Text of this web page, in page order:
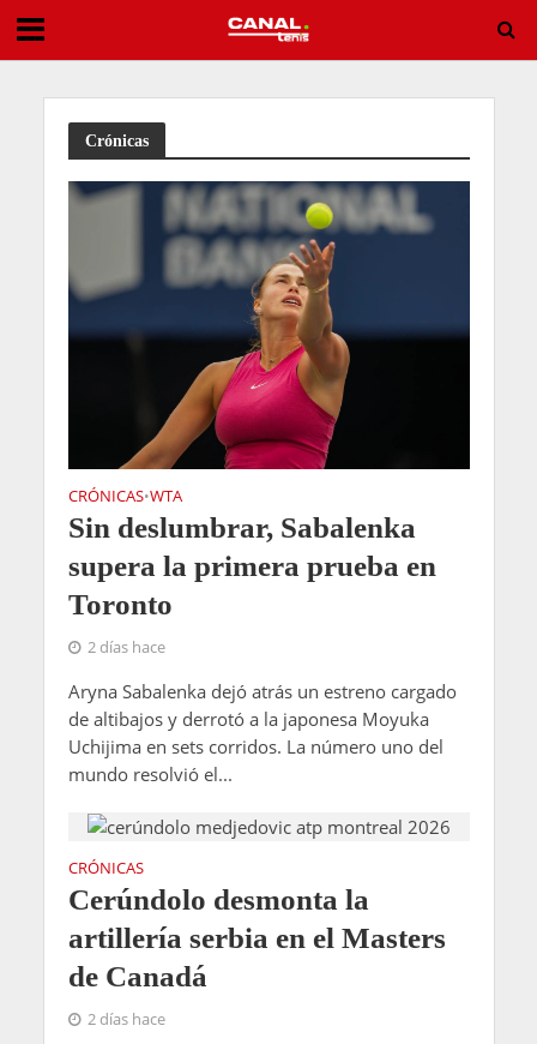
Entry List ATP Challenger Astana 2026
Crónicas
CRÓNICAS•WTA
Sin deslumbrar, Sabalenka
supera la primera prueba en
Toronto
2 días hace
Aryna Sabalenka dejó atrás un estreno cargado
de altibajos y derrotó a la japonesa Moyuka
Uchijima en sets corridos. La número uno del
mundo resolvió el...
CRÓNICAS
Cerúndolo desmonta la
artillería serbia en el Masters
de Canadá
2 días hace